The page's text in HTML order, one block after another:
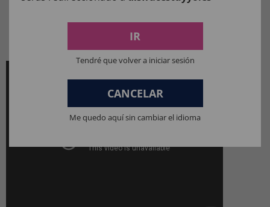
Maquiagem.
A cereja do bolo de terror:Máscaras como
fantasias
IR
Tendré que volver a iniciar sesión
CANCELAR
Me quedo aquí sin cambiar el idioma